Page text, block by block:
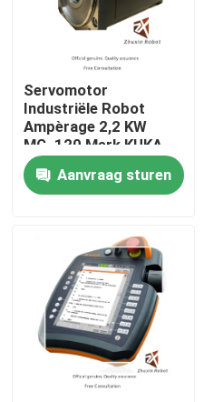
Over ons
Fabriekstocht
Neem contact met ons op
Nieuws
Gevallen
Servomotor
Industriële Robot
Ampèrage 2,2 KW
MG_120 Merk KUKA
Aanvraag sturen